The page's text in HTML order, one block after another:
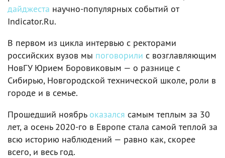
дайджеста научно-популярных событий от
Indicator.Ru.
В первом из цикла интервью с ректорами
российских вузов мы поговорили с возглавляющим
НовГУ Юрием Боровиковым — о разнице с
Сибирью, Новгородской технической школе, роли в
городе и в семье.
Прошедший ноябрь оказался самым теплым за 30
лет, а осень 2020-го в Европе стала самой теплой за
всю историю наблюдений — равно как, скорее
всего, и весь год.